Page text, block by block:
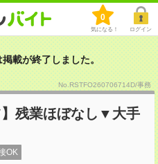
0
気になる！ ログイン
載が終了しました。
No.RSTFO260706714D/事務
残業ほぼなし▼大手
OK